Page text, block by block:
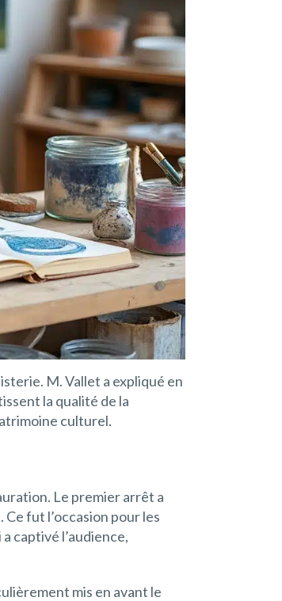
M. Vallet a expliqué en
la qualité de la
culturel.
Le premier arrêt a
fut l’occasion pour les
captivé l’audience,
mis en avant le